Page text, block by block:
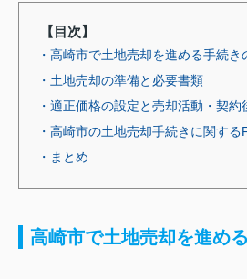
【目次】
・高崎市で土地売却を進める手続き
・土地売却の準備と必要書類
・適正価格の設定と売却活動・契約
・高崎市の土地売却手続きに関する
・まとめ
高崎市で土地売却を進め